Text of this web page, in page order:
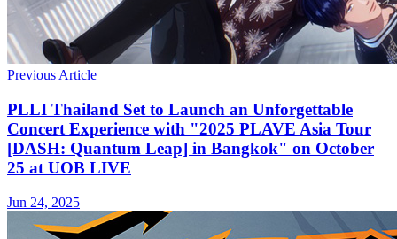
Previous Article
PLLI Thailand Set to Launch an Unforgettable
Concert Experience with "2025 PLAVE Asia Tour
[DASH: Quantum Leap] in Bangkok" on October
25 at UOB LIVE
Jun 24, 2025